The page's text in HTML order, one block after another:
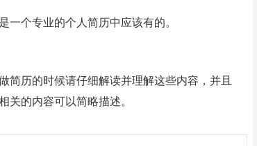
一个专业的个人简历中应该有的。
简历的时候请仔细解读并理解这些内容，并且
关的内容可以简略描述。